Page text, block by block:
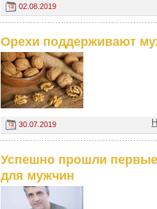
02.08.2019
Орехи поддерживают
30.07.2019
Успешно прошли
для мужчин